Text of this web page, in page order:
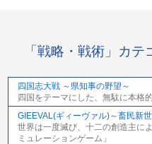
「戦略・戦術」カ
四国志大戦 ～県知事の野望～
四国をテーマにした、無駄に本格
GIEEVAL(ギィーヴァル)～畜民新
世界は一度滅び、十二の創造主
ミュレーションゲーム」